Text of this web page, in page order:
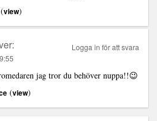
(view)
jag tror du behöver nuppa!!😉
(view)
Logga in för att svara